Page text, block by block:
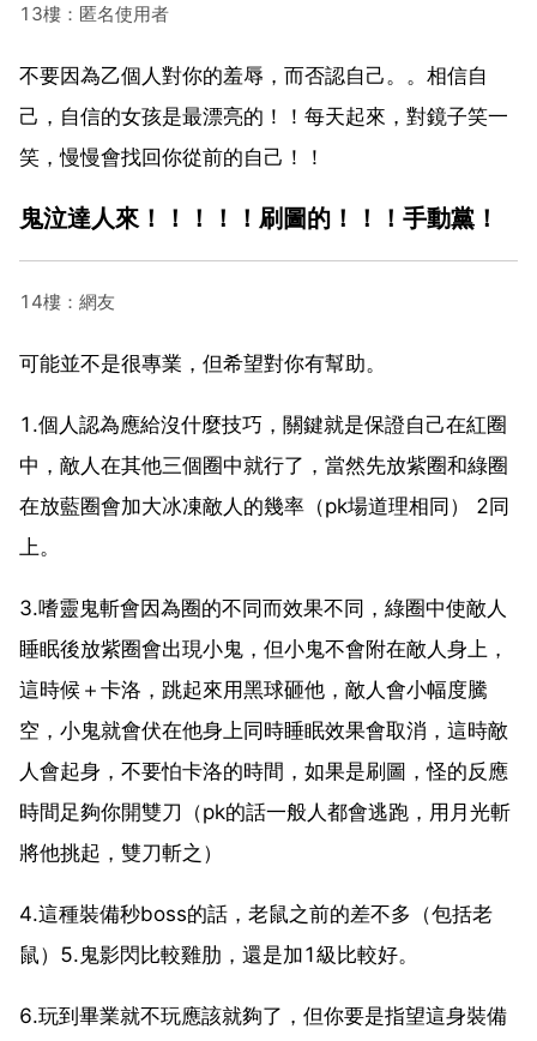
13樓：匿名使用者
不要因為乙個人對你的羞辱，而否認自己。。相信自
己，自信的女孩是最漂亮的！！每天起來，對鏡子笑一
笑，慢慢會找回你從前的自己！！
鬼泣達人來！！！！！刷圖的！！！手動黨！
14樓：網友
可能並不是很專業，但希望對你有幫助。
1.個人認為應給沒什麼技巧，關鍵就是保證自己在紅圈
中，敵人在其他三個圈中就行了，當然先放紫圈和綠圈
在放藍圈會加大冰凍敵人的幾率（pk場道理相同） 2同
上。
3.嗜靈鬼斬會因為圈的不同而效果不同，綠圈中使敵人
睡眠後放紫圈會出現小鬼，但小鬼不會附在敵人身上，
這時候＋卡洛，跳起來用黑球砸他，敵人會小幅度騰
空，小鬼就會伏在他身上同時睡眠效果會取消，這時敵
人會起身，不要怕卡洛的時間，如果是刷圖，怪的反應
時間足夠你開雙刀（pk的話一般人都會逃跑，用月光斬
將他挑起，雙刀斬之）
4.這種裝備秒boss的話，老鼠之前的差不多（包括老
鼠）5.鬼影閃比較雞肋，還是加1級比較好。
6.玩到畢業就不玩應該就夠了，但你要是指望這身裝備